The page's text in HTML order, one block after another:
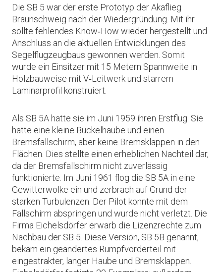
Die SB 5 war der erste Prototyp der Akaflieg
Braunschweig nach der Wiedergründung. Mit ihr
sollte fehlendes Know‑How wieder hergestellt und
Anschluss an die aktuellen Entwicklungen des
Segelflugzeugbaus gewonnen werden. Somit
wurde ein Einsitzer mit 15 Metern Spannweite in
Holzbauweise mit V‑Leitwerk und starrem
Laminarprofil konstruiert.
Als SB 5A hatte sie im Juni 1959 ihren Erstflug. Sie
hatte eine kleine Buckelhaube und einen
Bremsfallschirm, aber keine Bremsklappen in den
Flächen. Dies stellte einen erheblichen Nachteil dar,
da der Bremsfallschirm nicht zuverlässig
funktionierte. Im Juni 1961 flog die SB 5A in eine
Gewitterwolke ein und zerbrach auf Grund der
starken Turbulenzen. Der Pilot konnte mit dem
Fallschirm abspringen und wurde nicht verletzt. Die
Firma Eichelsdörfer erwarb die Lizenzrechte zum
Nachbau der SB 5. Diese Version, SB 5B genannt,
bekam ein geändertes Rumpfvorderteil mit
eingestrakter, langer Haube und Bremsklappen.